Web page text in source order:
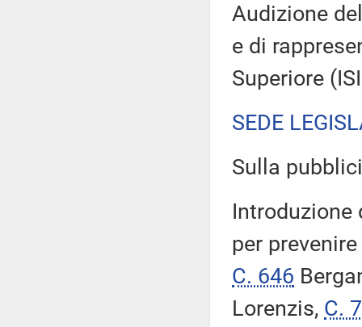
Audizione
e di
Superiore
SEDE
Sulla
per
C. 646
Lorenzis, C.